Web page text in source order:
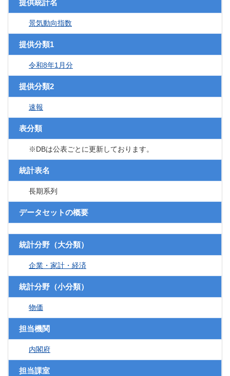
提供統計名
景気動向指数
提供分類1
令和8年1月分
提供分類2
速報
表分類
※DBは公表ごとに更新しております。
統計表名
長期系列
データセットの概要
統計分野（大分類）
企業・家計・経済
統計分野（小分類）
物価
担当機関
内閣府
担当課室